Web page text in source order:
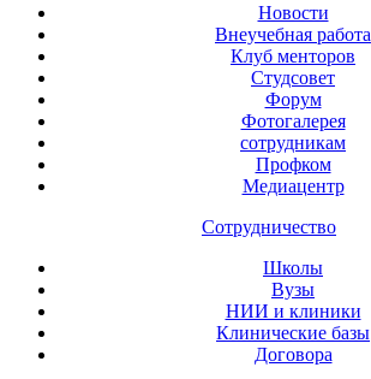
Новости
Внеучебная работа
Клуб менторов
Студсовет
Форум
Фотогалерея
сотрудникам
Профком
Медиацентр
Сотрудничество
Школы
Вузы
НИИ и клиники
Клинические базы
Договора